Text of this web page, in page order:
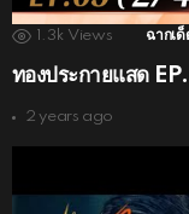
1.3k Views ฉากเด็
ทองประกายแสด
2 years ago